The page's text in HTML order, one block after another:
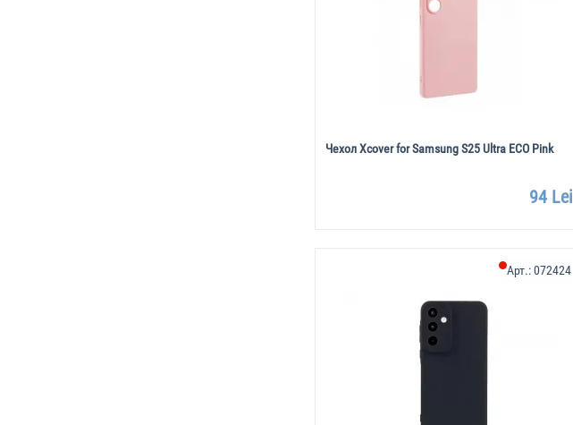
Чехол Xcover for Samsung S25 Ultra ECO Pink
94 Lei
Арт.:072424